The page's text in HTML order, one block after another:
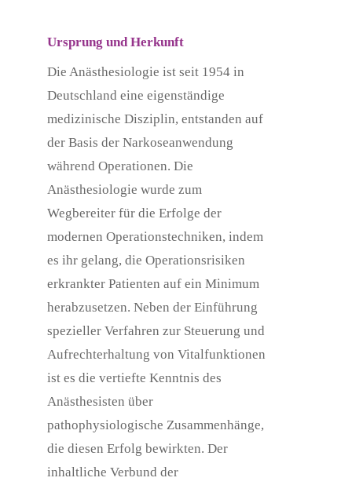
Ursprung und Herkunft
Die Anästhesiologie ist seit 1954 in
Deutschland eine eigenständige
medizinische Disziplin, entstanden auf
der Basis der Narkoseanwendung
während Operationen. Die
Anästhesiologie wurde zum
Wegbereiter für die Erfolge der
modernen Operationstechniken, indem
es ihr gelang, die Operationsrisiken
erkrankter Patienten auf ein Minimum
herabzusetzen. Neben der Einführung
spezieller Verfahren zur Steuerung und
Aufrechterhaltung von Vitalfunktionen
ist es die vertiefte Kenntnis des
Anästhesisten über
pathophysiologische Zusammenhänge,
die diesen Erfolg bewirkten. Der
inhaltliche Verbund der